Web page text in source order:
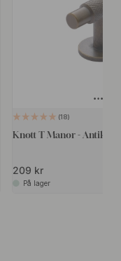
18
Knott T Manor - Antikk
209 kr
På lager